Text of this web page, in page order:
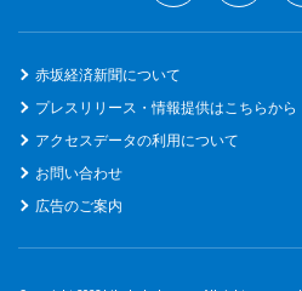
赤坂経済新聞について
プレスリリース・情報提供はこちらから
アクセスデータの利用について
お問い合わせ
広告のご案内